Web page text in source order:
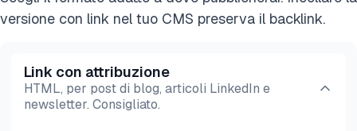
personali (commenti legati a utenti identificabili), se
bypassa l'autenticazione. Consulta un avvocato
per casi d'uso ad alto rischio.
l'ID video; il livello proxy è invisibile al chiamante.
versione con link nel tuo CMS preserva il backlink.
Link con attribuzione
HTML, per post di blog, articoli LinkedIn e
newsletter. Consigliato.